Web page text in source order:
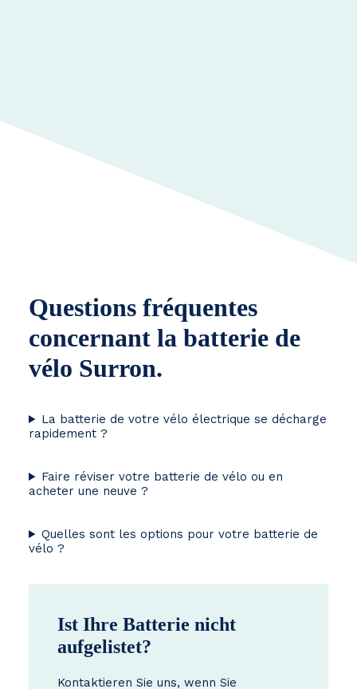
Questions fréquentes
concernant la batterie de
vélo Surron.
La batterie de votre vélo électrique se décharge
rapidement ?
Faire réviser votre batterie de vélo ou en
acheter une neuve ?
Quelles sont les options pour votre batterie de
vélo ?
Ist Ihre Batterie nicht
aufgelistet?
Kontaktieren Sie uns, wenn Sie